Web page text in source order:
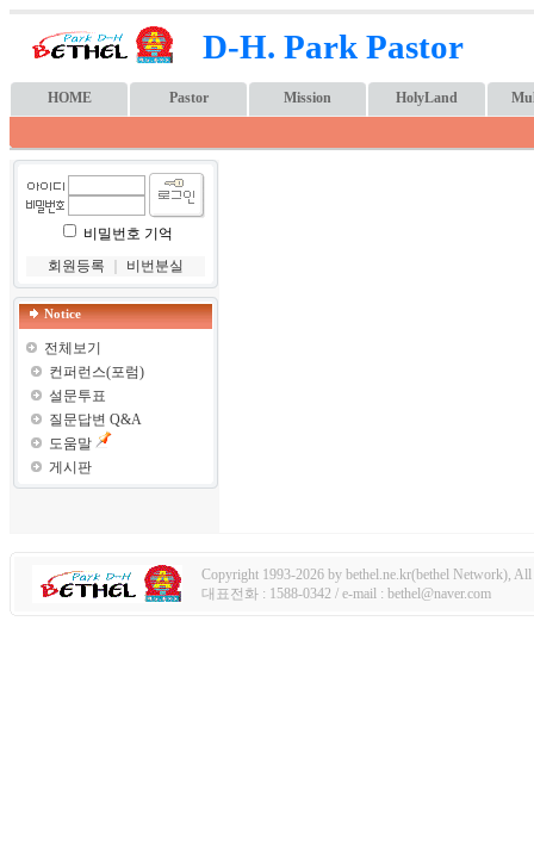
D-H. Park Pastor
HOME Pastor Mission HolyLand
비밀번호 기억
회원등록
비번분실
Notice
전체보기
컨퍼런스(포럼)
설문투표
질문답변 Q&A
도움말
게시판
Copyright 1993-2026 by bethel.ne.kr(bethel Network), All
대표전화 : 1588-0342 / e-mail : bethel@naver.com